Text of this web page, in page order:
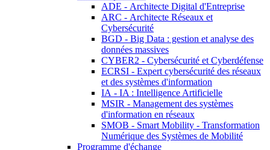
ADE - Architecte Digital d'Entreprise
ARC - Architecte Réseaux et
Cybersécurité
BGD - Big Data : gestion et analyse des
données massives
CYBER2 - Cybersécurité et Cyberdéfense
ECRSI - Expert cybersécurité des réseaux
et des systèmes d'information
IA - IA : Intelligence Artificielle
MSIR - Management des systèmes
d'information en réseaux
SMOB - Smart Mobility - Transformation
Numérique des Systèmes de Mobilité
Programme d'échange